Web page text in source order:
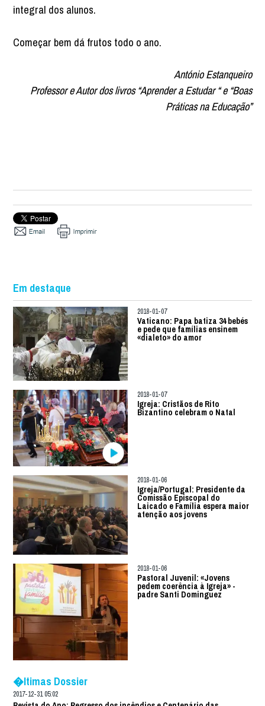
integral dos alunos.
Começar bem dá frutos todo o ano.
António Estanqueiro
Professor e Autor dos livros “Aprender a Estudar “ e “Boas
Práticas na Educação”
Em destaque
2018-01-07
Vaticano: Papa batiza 34 bebés
e pede que famílias ensinem
«dialeto» do amor
2018-01-07
Igreja: Cristãos de Rito
Bizantino celebram o Natal
2018-01-06
Igreja/Portugal: Presidente da
Comissão Episcopal do
Laicado e Família espera maior
atenção aos jovens
2018-01-06
Pastoral Juvenil: «Jovens
pedem coerência à Igreja» -
padre Santi Dominguez
�ltimas Dossier
2017-12-31 05:02